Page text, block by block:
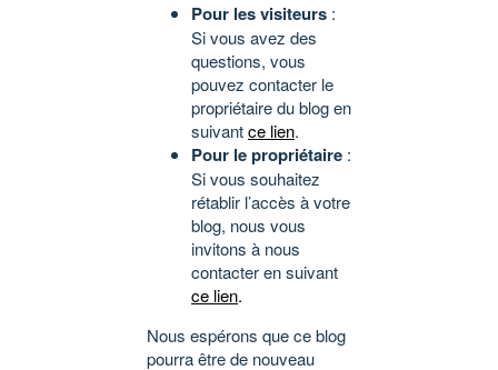
Pour les visiteurs :
Si vous avez des
questions, vous
pouvez contacter le
propriétaire du blog en
suivantce lien.
Pour le propriétaire :
Si vous souhaitez
rétablir l’accès à votre
blog, nous vous
invitons à nous
contacter en suivant
ce lien.
Nous espérons que ce blog
pourra être de nouveau